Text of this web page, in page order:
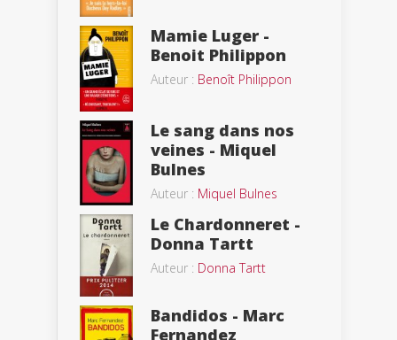
Mamie Luger -
Benoit Philippon
Auteur : Benoît Philippon
Le sang dans nos
veines - Miquel
Bulnes
Auteur : Miquel Bulnes
Le Chardonneret -
Donna Tartt
Auteur : Donna Tartt
Bandidos - Marc
Fernandez